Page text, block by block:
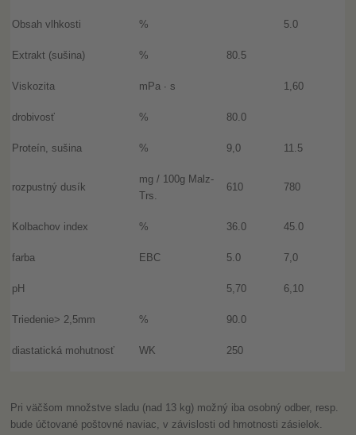
Obsah vlhkosti % 5.0
Extrakt (sušina) % 80.5
Viskozita mPa ∙ s 1,60
drobivosť % 80.0
Proteín, sušina % 9,0 11.5
rozpustný dusík
mg / 100g Malz-
Trs.
610 780
Kolbachov index % 36.0 45.0
farba EBC 5.0 7,0
pH 5,70 6,10
Triedenie> 2,5mm % 90.0
diastatická mohutnosť WK 250
Pri väčšom množstve sladu (nad 13 kg) možný iba osobný odber, resp.
bude účtované poštovné naviac, v závislosti od hmotnosti zásielok.